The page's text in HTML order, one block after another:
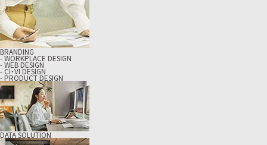
BRANDING
- WORKPLACE DESIGN
- WEB DESIGN
- CI・VI DESIGN
- PRODUCT DESIGN
DATA SOLUTION